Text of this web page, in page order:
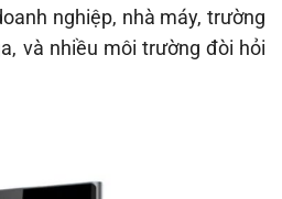
nghiệp, nhà máy, trường
và nhiều môi trường đòi hỏi